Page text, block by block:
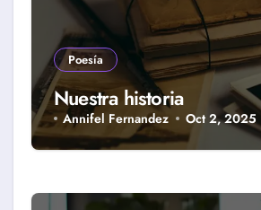
Poesía
Nuestra historia
Annifel Fernandez Oct 2, 2025